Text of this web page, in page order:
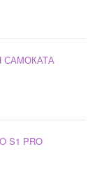
САМОКАТА
S1 PRO